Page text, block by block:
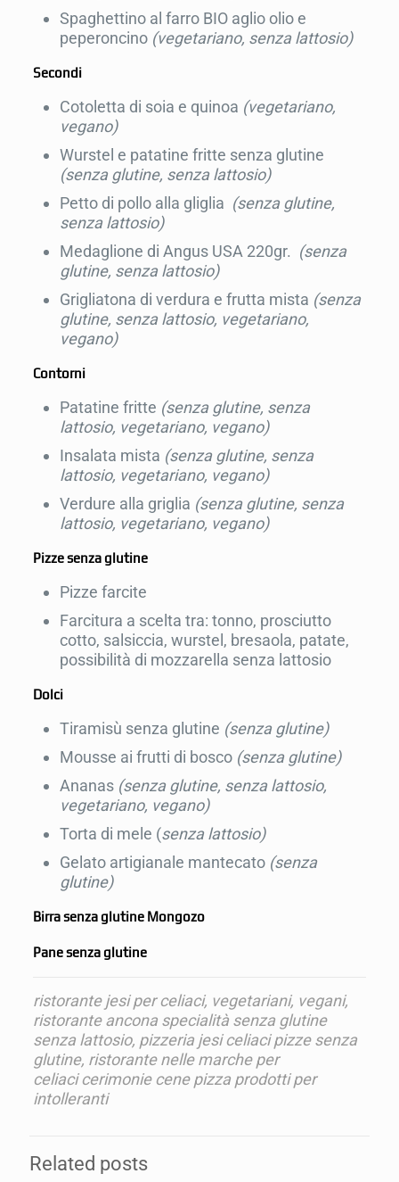
Spaghettino al farro BIO aglio olio e
peperoncino (vegetariano, senza lattosio)
Secondi
Cotoletta di soia e quinoa (vegetariano,
vegano)
Wurstel e patatine fritte senza glutine
(senza glutine, senza lattosio)
Petto di pollo alla gliglia (senza glutine,
senza lattosio)
Medaglione di Angus USA 220gr. (senza
glutine, senza lattosio)
Grigliatona di verdura e frutta mista (senza
glutine, senza lattosio, vegetariano,
vegano)
Contorni
Patatine fritte (senza glutine, senza
lattosio, vegetariano, vegano)
Insalata mista (senza glutine, senza
lattosio, vegetariano, vegano)
Verdure alla griglia (senza glutine, senza
lattosio, vegetariano, vegano)
Pizze senza glutine
Pizze farcite
Farcitura a scelta tra: tonno, prosciutto
cotto, salsiccia, wurstel, bresaola, patate,
possibilità di mozzarella senza lattosio
Dolci
Tiramisù senza glutine (senza glutine)
Mousse ai frutti di bosco (senza glutine)
Ananas (senza glutine, senza lattosio,
vegetariano, vegano)
Torta di mele (senza lattosio)
Gelato artigianale mantecato (senza
glutine)
Birra senza glutine Mongozo
Pane senza glutine
ristorante jesi per celiaci, vegetariani, vegani,
ristorante ancona specialità senza glutine
senza lattosio, pizzeria jesi celiaci pizze senza
glutine, ristorante nelle marche per
celiaci cerimonie cene pizza prodotti per
intolleranti
Related posts